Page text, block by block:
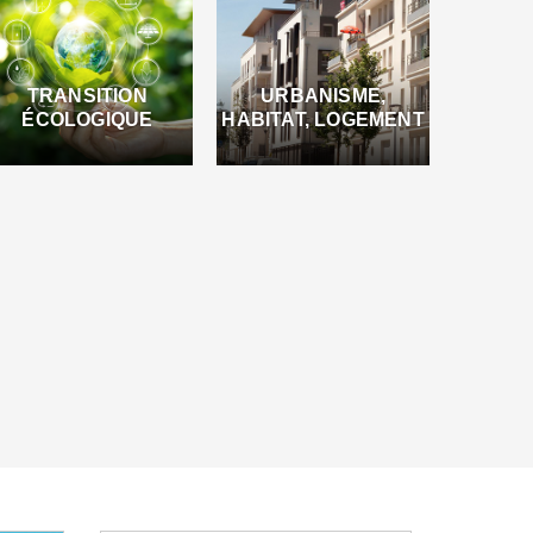
TRANSITION
ÉCOLOGIQUE
URBANISME,
HABITAT, LOGEMENT